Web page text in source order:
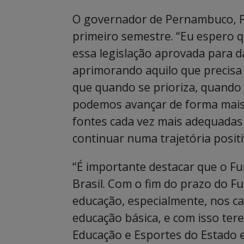
O governador de Pernambuco,
primeiro semestre. “Eu espero
essa legislação aprovada para
aprimorando aquilo que
que quando se prioriza,
podemos avançar de forma
fontes cada vez mais
continuar numa trajetória
“É importante destacar que o
Brasil. Com o fim do prazo do
educação, especialmente, nos
educação básica, e com isso
Educação e Esportes do Estado